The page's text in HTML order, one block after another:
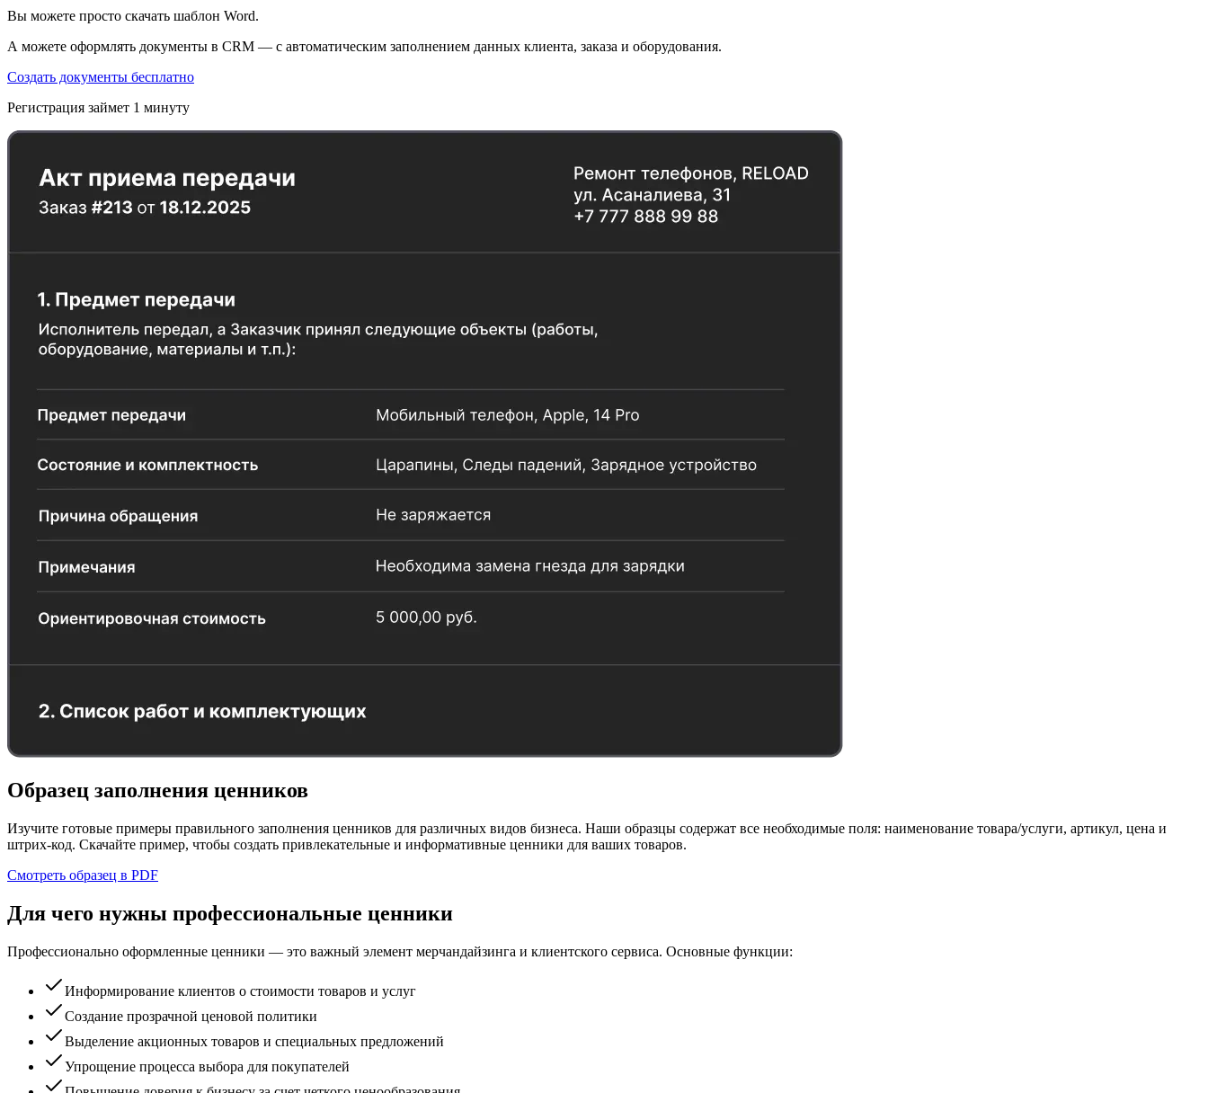
Вы можете просто скачать шаблон Word.
А можете оформлять документы в CRM — с автоматическим заполнением данных клиента, заказа и оборудования.
Создать документы бесплатно
Регистрация займет 1 минуту
Образец заполнения ценников
Изучите готовые примеры правильного заполнения ценников для различных видов бизнеса. Наши образцы содержат все необходимые поля: наименование товара/услуги, артикул, цена и
штрих-код. Скачайте пример, чтобы создать привлекательные и информативные ценники для ваших товаров.
Смотреть образец в PDF
Для чего нужны профессиональные ценники
Профессионально оформленные ценники — это важный элемент мерчандайзинга и клиентского сервиса. Основные функции:
Информирование клиентов о стоимости товаров и услуг
Создание прозрачной ценовой политики
Выделение акционных товаров и специальных предложений
Упрощение процесса выбора для покупателей